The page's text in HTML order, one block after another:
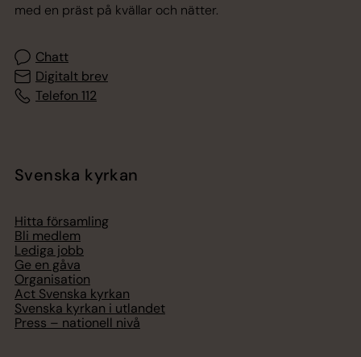
med en präst på kvällar och nätter.
Chatt
Digitalt brev
Telefon 112
Svenska kyrkan
Hitta församling
Bli medlem
Lediga jobb
Ge en gåva
Organisation
Act Svenska kyrkan
Svenska kyrkan i utlandet
Press – nationell nivå